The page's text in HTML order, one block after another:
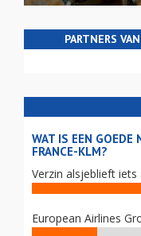
PARTNERS
WAT IS EEN GOEDE
FRANCE-KLM?
Verzin alsjeblieft iets
European Airlines